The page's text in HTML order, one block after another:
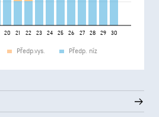
20 21 22 23 24 25 26 27 28 29 30
Předp.vys. Předp. níz